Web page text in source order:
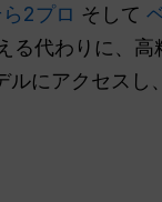
2プロ そして
る代わりに、高
にアクセスし